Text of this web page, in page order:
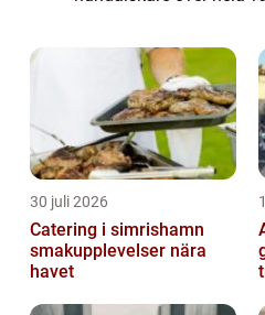
hundpersonlighetstest,
30 juli 2026
Catering i simrishamn
smakupplevelser nära
havet